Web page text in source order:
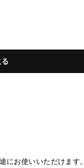
にお使いいただけます。